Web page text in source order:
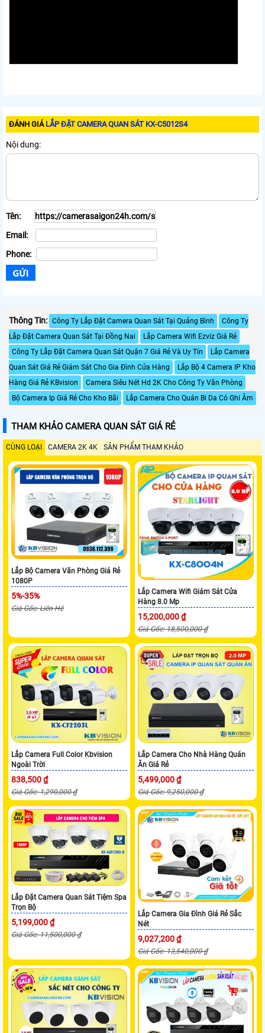
ĐÁNH GIÁ LẮP ĐẶT CAMERA QUAN SÁT KX-C5012S4
Nội dung:
Tên:
Email:
Phone:
Thông Tin: Công Ty Lắp Đặt Camera Quan Sát Tại Quảng Bình
Công Ty
Lắp Đặt Camera Quan Sát Tại Đồng Nai
Lắp Camera Wifi Ezviz Giá Rẻ
Công Ty Lắp Đặt Camera Quan Sát Quận 7 Giá Rẻ Và Uy Tín
Lắp Camera
Quan Sát Giá Rẻ Giám Sát Cho Gia Đình Cửa Hàng
Lắp Bộ 4 Camera IP Kho
Hàng Giá Rẻ KBvision
Camera Siêu Nét Hd 2K Cho Công Ty Văn Phòng
Bộ Camera Ip Giá Rẻ Cho Kho Bãi
Lắp Camera Cho Quán Bi Da Có Ghi Âm
THAM KHẢO CAMERA QUAN SÁT GIÁ RẺ
CÙNG LOẠI CAMERA 2K 4K SẢN PHẨM THAM KHẢO
Lắp Bộ Camera Văn Phòng Giá Rẻ
1080P
5%-35%
Giá Gốc: Liên Hệ
Lắp Camera Wifi Giám Sát Cửa
Hàng 8.0 Mp
15,200,000 ₫
Giá Gốc: 18,500,000 ₫
Lắp Camera Full Color Kbvision
Ngoài Trời
838,500 ₫
Giá Gốc: 1,290,000 ₫
Lắp Camera Cho Nhà Hàng Quán
Ăn Giá Rẻ
5,499,000 ₫
Giá Gốc: 9,250,000 ₫
Lắp Đặt Camera Quan Sát Tiệm Spa
Trọn Bộ
5,199,000 ₫
Giá Gốc: 11,500,000 ₫
Lắp Camera Gia Đình Giá Rẻ Sắc
Nét
9,027,200 ₫
Giá Gốc: 13,540,000 ₫